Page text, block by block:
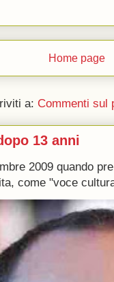
Home page
a: Commenti sul
13 anni
2009 quando
come "voce